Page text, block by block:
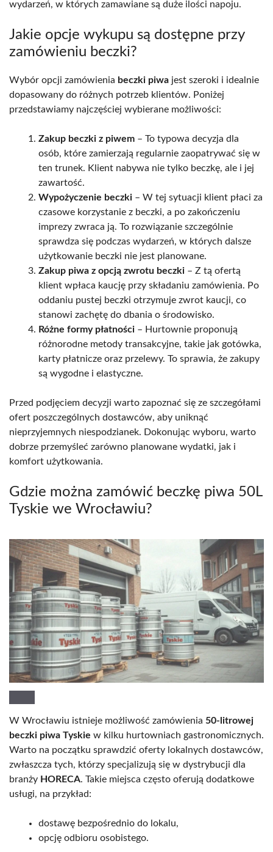
wydarzeń, w których zamawiane są duże ilości napoju.
Jakie opcje wykupu są dostępne przy
zamówieniu beczki?
Wybór opcji zamówienia beczki piwa jest szeroki i idealnie
dopasowany do różnych potrzeb klientów. Poniżej
przedstawiamy najczęściej wybierane możliwości:
Zakup beczki z piwem – To typowa decyzja dla
osób, które zamierzają regularnie zaopatrywać się w
ten trunek. Klient nabywa nie tylko beczkę, ale i jej
zawartość.
Wypożyczenie beczki – W tej sytuacji klient płaci za
czasowe korzystanie z beczki, a po zakończeniu
imprezy zwraca ją. To rozwiązanie szczególnie
sprawdza się podczas wydarzeń, w których dalsze
użytkowanie beczki nie jest planowane.
Zakup piwa z opcją zwrotu beczki – Z tą ofertą
klient wpłaca kaucję przy składaniu zamówienia. Po
oddaniu pustej beczki otrzymuje zwrot kaucji, co
stanowi zachętę do dbania o środowisko.
Różne formy płatności – Hurtownie proponują
różnorodne metody transakcyjne, takie jak gotówka,
karty płatnicze oraz przelewy. To sprawia, że zakupy
są wygodne i elastyczne.
Przed podjęciem decyzji warto zapoznać się ze szczegółami
ofert poszczególnych dostawców, aby uniknąć
nieprzyjemnych niespodzianek. Dokonując wyboru, warto
dobrze przemyśleć zarówno planowane wydatki, jak i
komfort użytkowania.
Gdzie można zamówić beczkę piwa 50L
Tyskie we Wrocławiu?
W Wrocławiu istnieje możliwość zamówienia 50-litrowej
beczki piwa Tyskie w kilku hurtowniach gastronomicznych.
Warto na początku sprawdzić oferty lokalnych dostawców,
zwłaszcza tych, którzy specjalizują się w dystrybucji dla
branży HORECA. Takie miejsca często oferują dodatkowe
usługi, na przykład:
dostawę bezpośrednio do lokalu,
opcję odbioru osobistego.